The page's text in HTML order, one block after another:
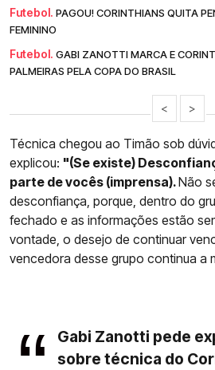
Futebol. PAGOU! CORINTHIANS QUITA
FEMININO
Futebol. GABI ZANOTTI MARCA E
PALMEIRAS PELA COPA DO BRASIL
< >
Técnica chegou ao Timão sob
explicou: "(Se existe)
parte de vocês (imprensa).Não
desconfiança, porque, dentro do
fechado e as informações estão
vontade, o desejo de continuar
vencedora desse grupo continua a
Gabi Zanotti pede
sobre técnica do